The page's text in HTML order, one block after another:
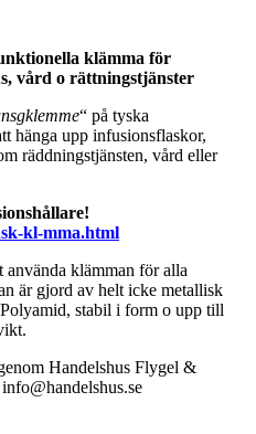
klämma för
vård o rättningstjänster
“ på tyska
hänga upp infusionsflaskor,
räddningstjänsten, vård eller
kl-mma.html
klämman för alla
är gjord av helt icke metallisk
stabil i form o upp till
Handelshus Flygel &